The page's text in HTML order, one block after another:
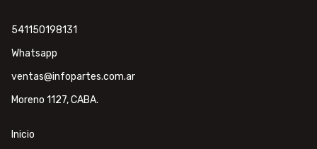
541150198131
Whatsapp
ventas@infopartes.com.ar
Moreno 1127, CABA.
Inicio